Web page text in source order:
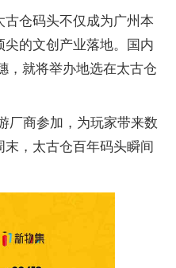
仓码头不仅成为广州本
的文创产业落地。国内
，就将举办地选在太古仓
厂商参加，为玩家带来数
，太古仓百年码头瞬间